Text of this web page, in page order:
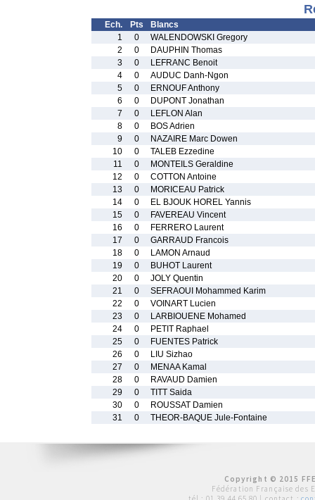
Ech. Pts
Blancs
1
0
WALENDOWSKI Gregory
2
0
DAUPHIN Thomas
3
0
LEFRANC Benoit
4
0
AUDUC Danh-Ngon
5
0
ERNOUF Anthony
6
0
DUPONT Jonathan
7
0
LEFLON Alan
8
0
BOS Adrien
9
0
NAZAIRE Marc Dowen
10
0
TALEB Ezzedine
11
0
MONTEILS Geraldine
12
0
COTTON Antoine
13
0
MORICEAU Patrick
14
0
EL BJOUK HOREL Yannis
15
0
FAVEREAU Vincent
16
0
FERRERO Laurent
17
0
GARRAUD Francois
18
0
LAMON Arnaud
19
0
BUHOT Laurent
20
0
JOLY Quentin
21
0
SEFRAOUI Mohammed Karim
22
0
VOINART Lucien
23
0
LARBIOUENE Mohamed
24
0
PETIT Raphael
25
0
FUENTES Patrick
26
0
LIU Sizhao
27
0
MENAA Kamal
28
0
RAVAUD Damien
29
0
TITT Saida
30
0
ROUSSAT Damien
31
0 THEOR-BAQUE Jule-Fontaine
Copyright © 2015
Fédération Française des